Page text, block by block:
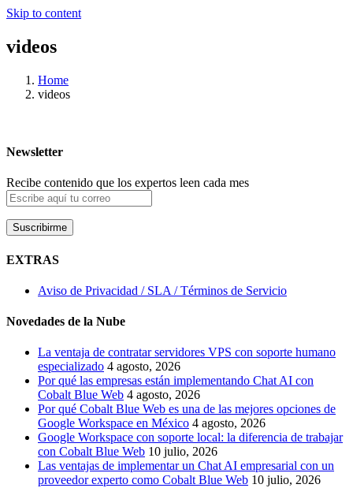
Skip to content
videos
Home
videos
Newsletter
Recibe contenido que los expertos leen cada mes
EXTRAS
Aviso de Privacidad / SLA / Términos de Servicio
Novedades de la Nube
La ventaja de contratar servidores VPS con soporte humano
especializado 4 agosto, 2026
Por qué las empresas están implementando Chat AI con
Cobalt Blue Web 4 agosto, 2026
Por qué Cobalt Blue Web es una de las mejores opciones de
Google Workspace en México 4 agosto, 2026
Google Workspace con soporte local: la diferencia de trabajar
con Cobalt Blue Web 10 julio, 2026
Las ventajas de implementar un Chat AI empresarial con un
proveedor experto como Cobalt Blue Web 10 julio, 2026